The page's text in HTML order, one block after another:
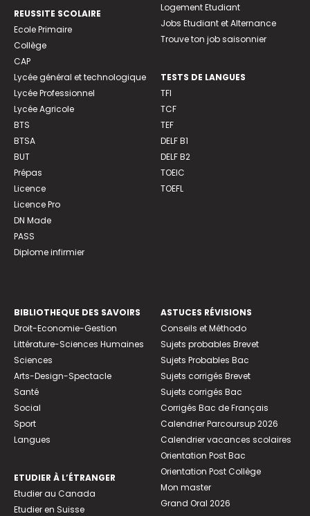
REUSSITE SCOLAIRE
Ecole Primaire
Collège
CAP
Lycée général et technologique
Lycée Professionnel
Lycée Agricole
BTS
BTSA
BUT
Prépas
Licence
Licence Pro
DN Made
PASS
Diplome infirmier
Logement Etudiant
Jobs Etudiant et Alternance
Trouve ton job saisonnier
TESTS DE LANGUES
TFI
TCF
TEF
DELF B1
DELF B2
TOEIC
TOEFL
BIBLIOTHEQUE DES SAVOIRS
Droit-Economie-Gestion
Littérature-Sciences Humaines
Sciences
Arts-Design-Spectacle
Santé
Social
Sport
Langues
ETUDIER À L’ÉTRANGER
Etudier au Canada
Etudier en Suisse
ASTUCES RÉVISIONS
Conseils et Méthodo
Sujets probables Brevet
Sujets Probables Bac
Sujets corrigés Brevet
Sujets corrigés Bac
Corrigés Bac de Français
Calendrier Parcoursup 2026
Calendrier vacances scolaires
Orientation Post Bac
Orientation Post Collège
Mon master
Grand Oral 2026